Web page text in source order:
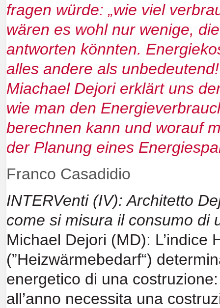
fragen würde: „wie viel
wären es wohl nur wenige,
antworten könnten.
alles andere als
Miachael Dejori erklärt uns
wie man den
berechnen kann und worauf
der Planung eines
Franco Casadidio
INTERVenti (IV): Architetto
come si misura il consumo di
Michael Dejori (MD): L’indice
(”Heizwärmebedarf“)
energetico di una
all’anno necessita una